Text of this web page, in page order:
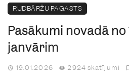
RUDBĀRŽU PAGASTS
Pasākumi novadā no
janvārim
19.01.2026 2924 skatījumi